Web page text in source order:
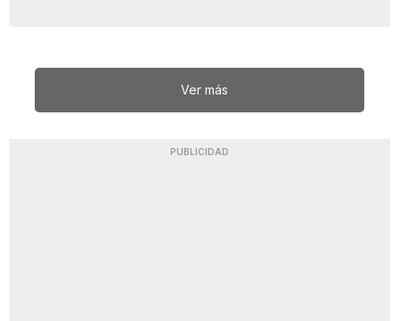
Ver más
PUBLICIDAD